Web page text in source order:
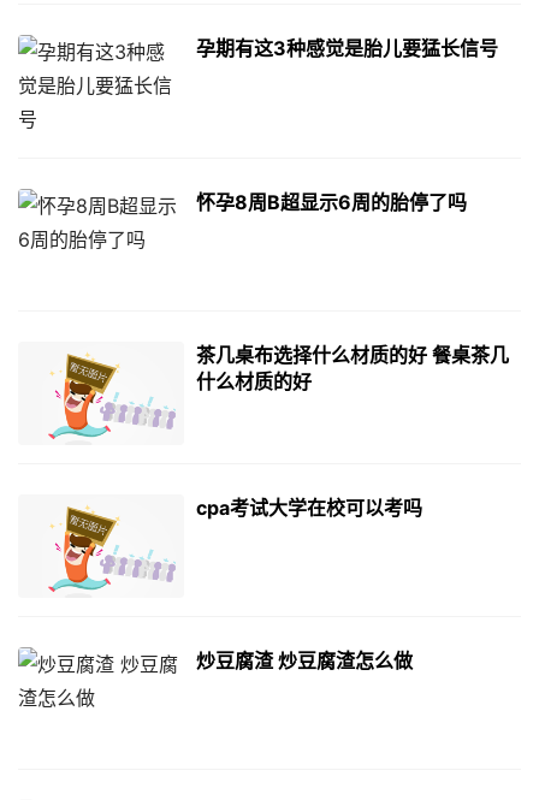
孕期有这3种感觉是胎儿要猛长信号
怀孕8周B超显示6周的胎停了吗
茶几桌布选择什么材质的好 餐桌茶几
什么材质的好
cpa考试大学在校可以考吗
炒豆腐渣 炒豆腐渣怎么做